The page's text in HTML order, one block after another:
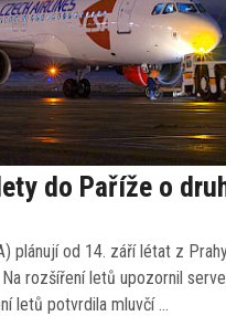
do Paříže o
plánují od 14. září létat z
rozšíření letů upozornil
letů potvrdila mluvčí …